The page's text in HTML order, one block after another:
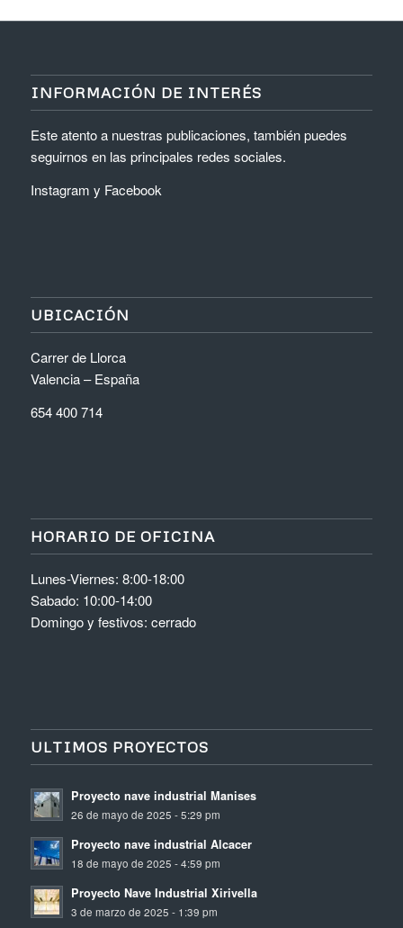
INFORMACIÓN DE INTERÉS
Este atento a nuestras publicaciones, también puedes
seguirnos en las principales redes sociales.
Instagram y Facebook
UBICACIÓN
Carrer de Llorca
Valencia – España
654 400 714
HORARIO DE OFICINA
Lunes-Viernes: 8:00-18:00
Sabado: 10:00-14:00
Domingo y festivos: cerrado
ULTIMOS PROYECTOS
Proyecto nave industrial Manises
26 de mayo de 2025 - 5:29 pm
Proyecto nave industrial Alcacer
18 de mayo de 2025 - 4:59 pm
Proyecto Nave Industrial Xirivella
3 de marzo de 2025 - 1:39 pm